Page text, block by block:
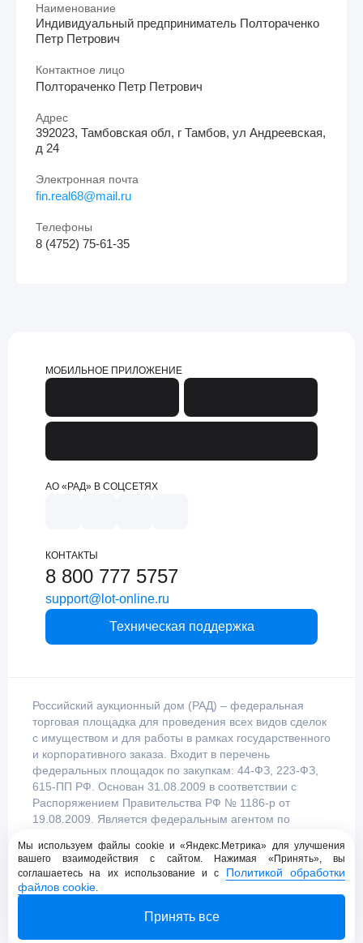
Наименование
Индивидуальный предприниматель Полтораченко
Петр Петрович
Контактное лицо
Полтораченко Петр Петрович
Адрес
392023, Тамбовская обл, г Тамбов, ул Андреевская,
д 24
Электронная почта
fin.real68@mail.ru
Телефоны
8 (4752) 75-61-35
МОБИЛЬНОЕ ПРИЛОЖЕНИЕ
АО «РАД» В СОЦСЕТЯХ
КОНТАКТЫ
8 800 777 5757
support@lot-online.ru
Техническая поддержка
Российский аукционный дом (РАД) – федеральная
торговая площадка для проведения всех видов сделок
с имуществом и для работы в рамках государственного
и корпоративного заказа. Входит в перечень
федеральных площадок по закупкам: 44-ФЗ, 223-ФЗ,
615-ПП РФ. Основан 31.08.2009 в соответствии с
Распоряжением Правительства РФ № 1186-р от
19.08.2009. Является федеральным агентом по
Правительством Российской Федерации.
Политика конфиденциальности
© 2009 - 2026 АО «Российский аукционный дом»
Мы используем файлы cookie и «Яндекс.Метрика» для улучшения
вашего взаимодействия с сайтом. Нажимая «Принять», вы
соглашаетесь на их использование и с Политикой обработки
файлов cookie.
Принять все